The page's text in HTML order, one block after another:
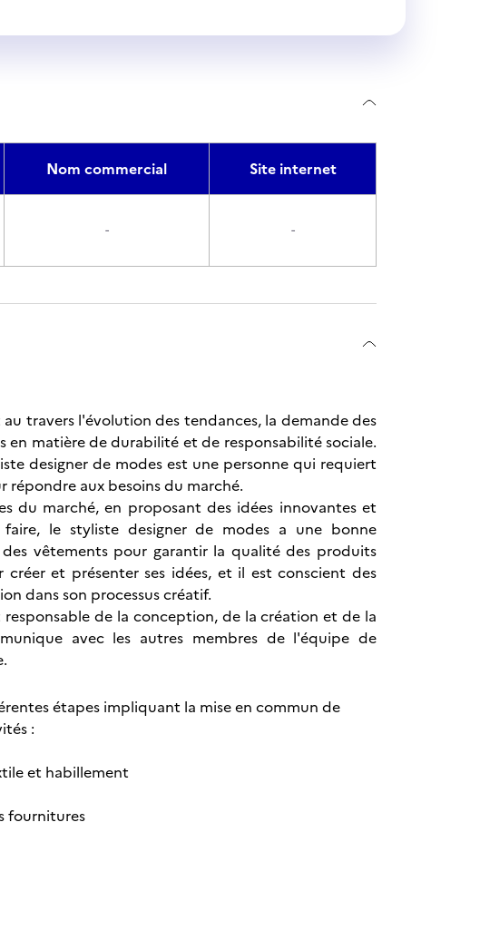
Nom commercial Site internet
- -
travers l'évolution des tendances, la demande des
en matière de durabilité et de responsabilité sociale.
designer de modes est une personne qui requiert
aux besoins du marché.
du marché, en proposant des idées innovantes et
le styliste designer de modes a une bonne
vêtements pour garantir la qualité des produits
et présenter ses idées, et il est conscient des
dans son processus créatif.
de la conception, de la création et de la
avec les autres membres de l'équipe de
étapes impliquant la mise en commun de
:
et habillement
fournitures